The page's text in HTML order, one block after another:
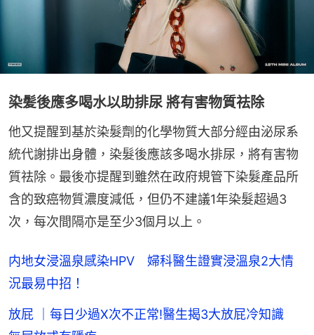
染髪後應多喝水以助排尿 將有害物質祛除
他又提醒到基於染髮劑的化學物質大部分經由泌尿系
統代謝排出身體，染髮後應該多喝水排尿，將有害物
質祛除。最後亦提醒到雖然在政府規管下染髮產品所
含的致癌物質濃度減低，但仍不建議1年染髮超過3
次，每次間隔亦是至少3個月以上。
内地女浸溫泉感染HPV 婦科醫生證實浸溫泉2大情
況最易中招！
放屁 ｜每日少過X次不正常!醫生揭3大放屁冷知識